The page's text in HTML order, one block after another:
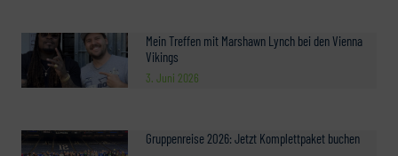
Mein Treffen mit Marshawn Lynch bei den Vienna
Vikings
3. Juni 2026
Gruppenreise 2026: Jetzt Komplettpaket buchen